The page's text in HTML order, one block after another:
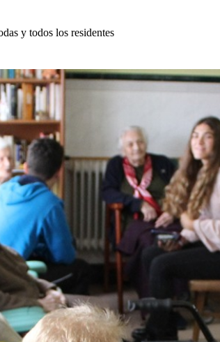
y todos los residentes